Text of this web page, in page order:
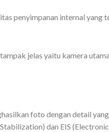
penyimpanan internal yang
jelas yaitu kamera
foto dengan detail
dan EIS